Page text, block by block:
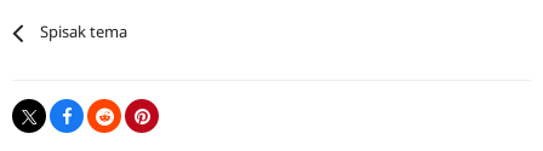
Spisak tema